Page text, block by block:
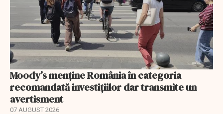
Moody’s menține România în categoria
recomandată investițiilor dar transmite un
avertisment
07 AUGUST 2026